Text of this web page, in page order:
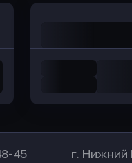
45 г. Нижний